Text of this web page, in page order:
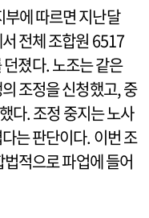
에 따르면 지난달
전체 조합원 6517
졌다. 노조는 같은
조정을 신청했고, 중
다. 조정 중지는 노사
는 판단이다. 이번 조
적으로 파업에 들어